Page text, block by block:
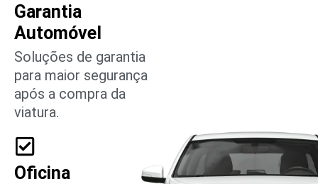
Garantia
Automóvel
Soluções de garantia
para maior segurança
após a compra da
viatura.
Oficina